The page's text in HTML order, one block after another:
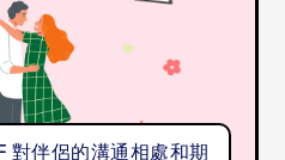
對伴侶的溝通相處和期